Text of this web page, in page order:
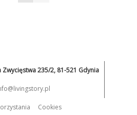
Zwycięstwa 235/2, 81-521 Gdynia
Cookies